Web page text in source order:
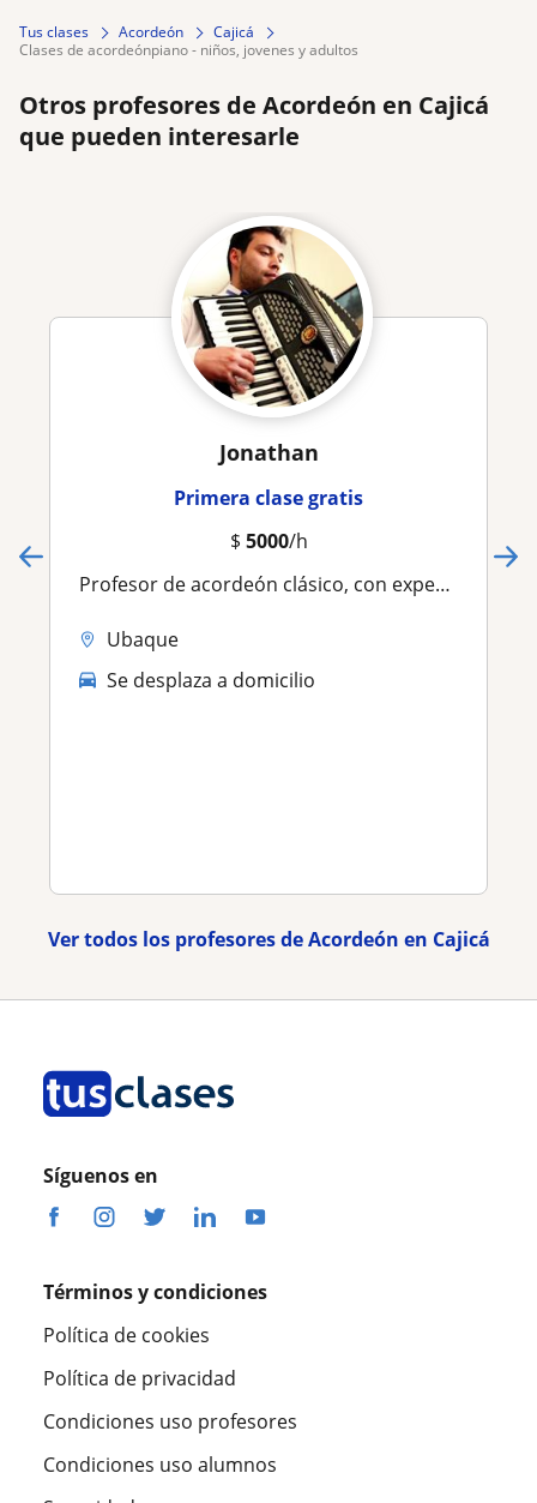
Tus clases Acordeón
Cajicá
clases de acordeónpiano - niños, jovenes y adultos
Otros profesores de Acordeón en Cajicá
que pueden interesarle
Jonathan
Primera clase gratis
$ 5000/h
Profesor de acordeón clásico, con experiencia en niños , jóvenes y adultos
Ubaque
Se desplaza a domicilio
Ver todos los profesores de Acordeón en Cajicá
Síguenos en
Términos y condiciones
Política de cookies
Política de privacidad
Condiciones uso profesores
Condiciones uso alumnos